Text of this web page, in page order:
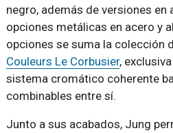
negro, además de versiones en
opciones metálicas en acero y
opciones se suma la colección
Couleurs Le Corbusier,
sistema cromático coherente
combinables entre sí.
Junto a sus acabados, Jung